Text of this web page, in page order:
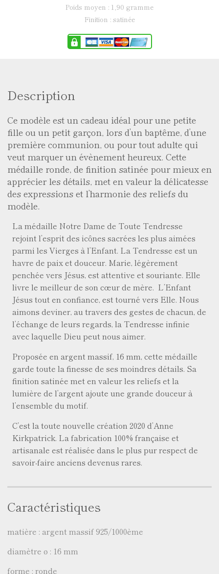
poids moyen : 1,90 gramme
finition : satinée
Description
Ce modèle est un cadeau idéal pour une petite
fille ou un petit garçon, lors d’un baptême, d’une
première communion, ou pour tout adulte qui
veut marquer un évènement heureux. Cette
médaille ronde, de finition satinée pour mieux en
apprécier les détails, met en valeur la délicatesse
des expressions et l’harmonie des reliefs du
modèle.
La médaille Notre Dame de Toute Tendresse
rejoint l’esprit des icônes sacrées les plus aimées
parmi les Vierges à l’Enfant. La Tendresse est un
havre de paix et douceur. Marie, légèrement
penchée vers Jésus, est attentive et souriante. Elle
livre le meilleur de son cœur de mère. L’Enfant
Jésus tout en confiance, est tourné vers Elle. Nous
aimons deviner, au travers des gestes de chacun, de
l’échange de leurs regards, la Tendresse infinie
avec laquelle Dieu peut nous aimer.
Proposée en argent massif, 16 mm, cette médaille
garde toute la finesse de ses moindres détails. Sa
finition satinée met en valeur les reliefs et la
lumière de l’argent ajoute une grande douceur à
l’ensemble du motif.
C’est la toute nouvelle création 2020 d’Anne
Kirkpatrick. La fabrication 100% française et
artisanale est réalisée dans le plus pur respect de
savoir-faire anciens devenus rares.
Caractéristiques
matière : argent massif 925/1000ème
diamètre ø : 16 mm
forme : ronde